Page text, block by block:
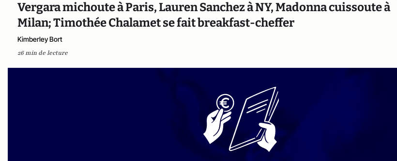
Vergara michoute à Paris, Lauren Sanchez à NY, Madonna cuissoute à
Milan; Timothée Chalamet se fait breakfast-cheffer
Kimberley Bort
26 min de lecture